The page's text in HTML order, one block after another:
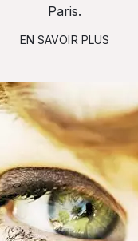
Paris.
EN SAVOIR PLUS